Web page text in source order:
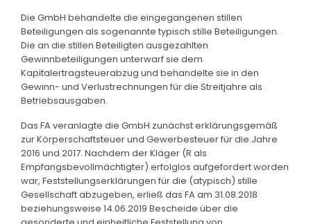
Die GmbH behandelte die eingegangenen stillen
Beteiligungen als sogenannte typisch stille Beteiligungen.
Die an die stillen Beteiligten ausgezahlten
Gewinnbeteiligungen unterwarf sie dem
Kapitalertragsteuerabzug und behandelte sie in den
Gewinn- und Verlustrechnungen für die Streitjahre als
Betriebsausgaben.
Das FA veranlagte die GmbH zunächst erklärungsgemäß
zur Körperschaftsteuer und Gewerbesteuer für die Jahre
2016 und 2017. Nachdem der Kläger (R als
Empfangsbevollmächtigter) erfolglos aufgefordert worden
war, Feststellungserklärungen für die (atypisch) stille
Gesellschaft abzugeben, erließ das FA am 31.08.2018
beziehungsweise 14.06.2019 Bescheide über die